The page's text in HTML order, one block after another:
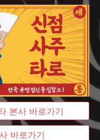
본사 바로가기
바로가기